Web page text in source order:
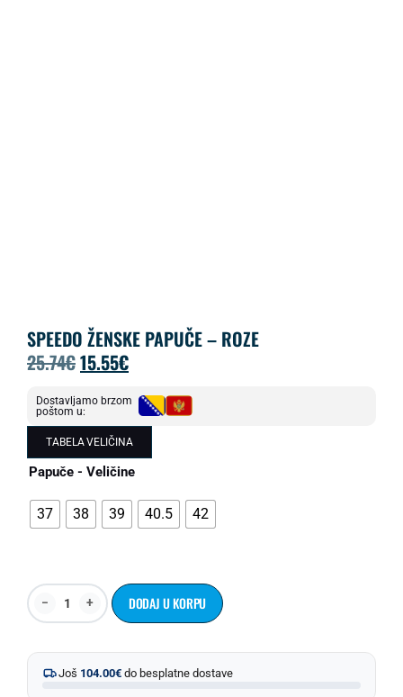
SPEEDO ŽENSKE PAPUČE – ROZE
25.74€15.55€
Dostavljamo brzom
poštom u:
TABELA VELIČINA
Papuče - Veličine
37 38 39 40.5 42
DODAJ U KORPU
Još 104.00€ do besplatne dostave